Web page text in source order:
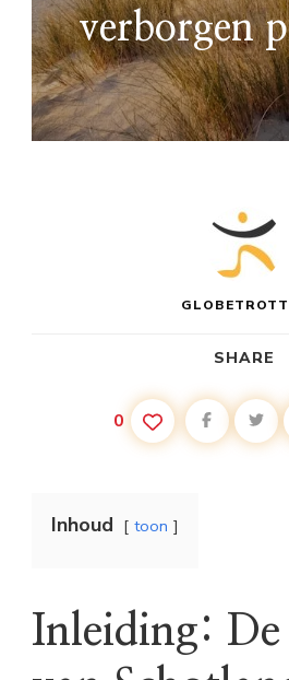
verborgen
SHARE
0
Inhoud toon
Inleiding: